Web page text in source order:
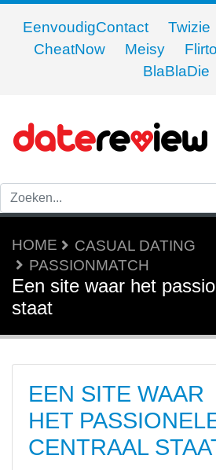
EenvoudigContact Twizie
CheatNow
Meisy
BlaBlaDie
HOME
CASUAL DATING
PASSIONMATCH
Een site waar het
staat
EEN SITE WAAR
HET
CENTRAAL